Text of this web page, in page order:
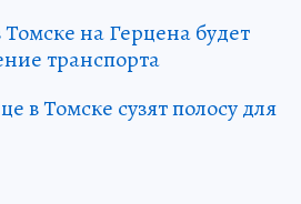
на Герцена будет
транспорта
в Томске сузят полосу для